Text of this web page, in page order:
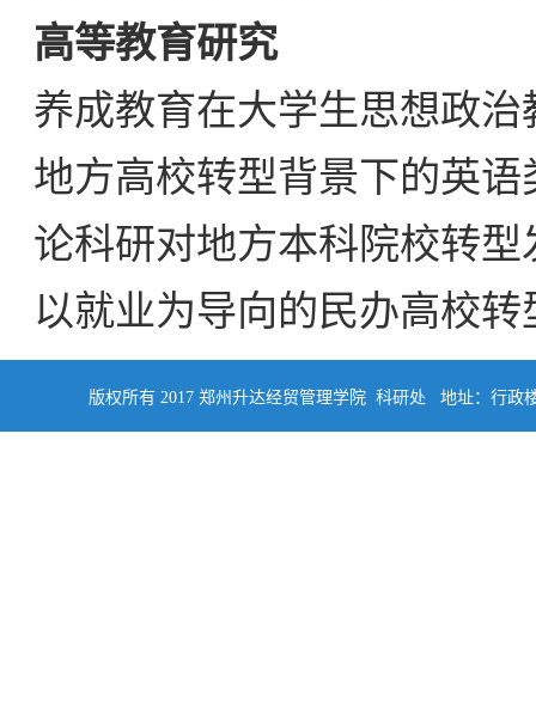
高等教育研究
养成教育在大学生思想政
地方高校转型背景下的英
论科研对地方本科院校转
以就业为导向的民办高校
版权所有 2017 郑州升达经贸管理学院 科研处 地址：行政